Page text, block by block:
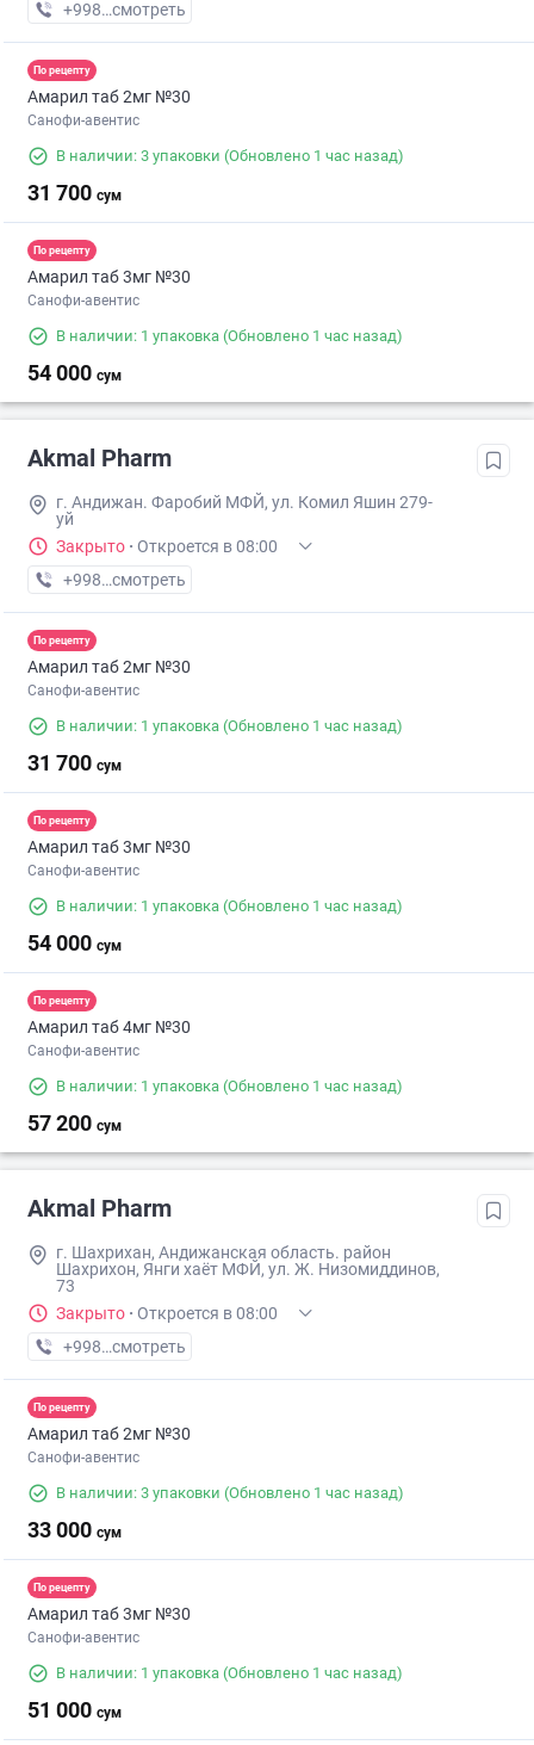
+998 (90) XXX-XX-XX
смотреть
По рецепту
Амарил таб 2мг №30
Санофи-авентис
В наличии: 3 упаковки (Обновлено 1 час назад)
31 700 сум
По рецепту
Амарил таб 3мг №30
Санофи-авентис
В наличии: 1 упаковка (Обновлено 1 час назад)
54 000 сум
Akmal Pharm
г. Андижан. Фаробий МФЙ, ул. Комил Яшин 279-
уй
Закрыто · Откроется в 08:00
+998 (90) XXX-XX-XX
смотреть
По рецепту
Амарил таб 2мг №30
Санофи-авентис
В наличии: 1 упаковка (Обновлено 1 час назад)
31 700 сум
По рецепту
Амарил таб 3мг №30
Санофи-авентис
В наличии: 1 упаковка (Обновлено 1 час назад)
54 000 сум
По рецепту
Амарил таб 4мг №30
Санофи-авентис
В наличии: 1 упаковка (Обновлено 1 час назад)
57 200 сум
Akmal Pharm
г. Шахрихан, Андижанская область. район
Шахрихон, Янги хаёт МФЙ, ул. Ж. Низомиддинов,
73
Закрыто · Откроется в 08:00
+998 (90) XXX-XX-XX
смотреть
По рецепту
Амарил таб 2мг №30
Санофи-авентис
В наличии: 3 упаковки (Обновлено 1 час назад)
33 000 сум
По рецепту
Амарил таб 3мг №30
Санофи-авентис
В наличии: 1 упаковка (Обновлено 1 час назад)
51 000 сум